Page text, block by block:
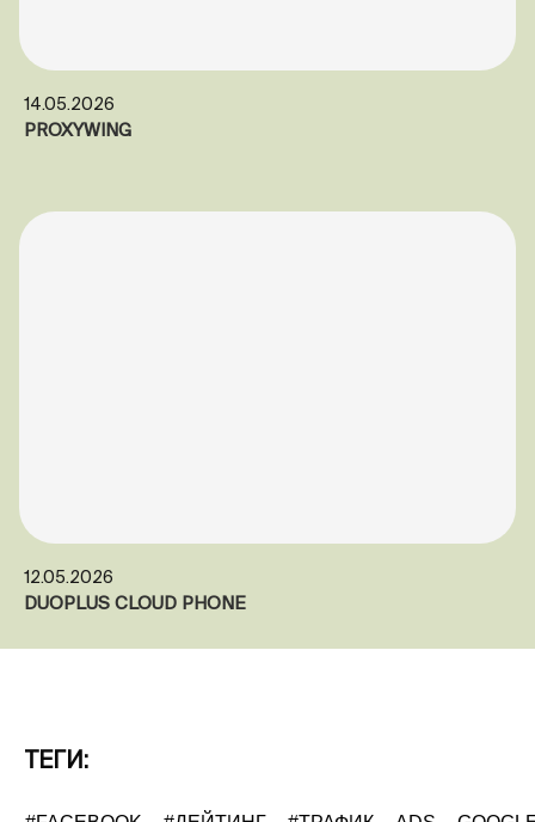
14.05.2026
PROXYWING
12.05.2026
DUOPLUS CLOUD PHONE
ТЕГИ: